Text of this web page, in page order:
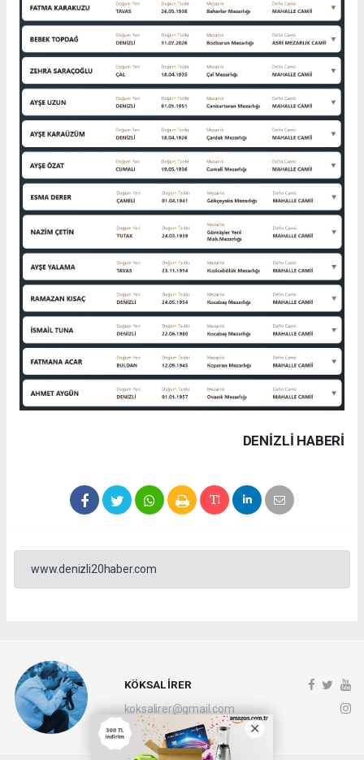
DENIZLI HABERİ
www.denizli20haber.com
KÖKSAL İRER
koksalirer@gmail.com